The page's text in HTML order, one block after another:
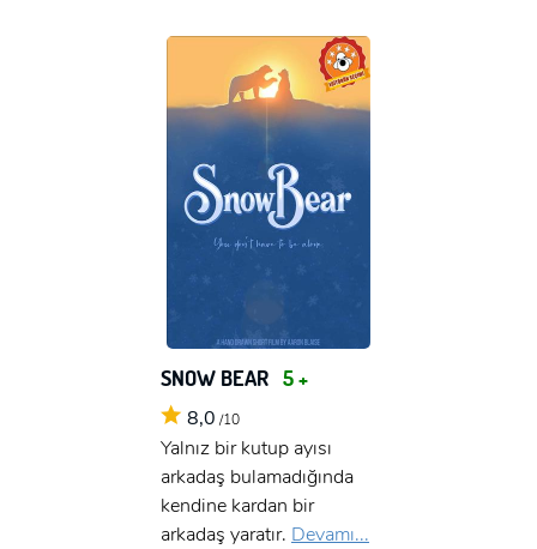
SNOW BEAR 5 +
8,0 /10
Yalnız bir kutup ayısı
arkadaş bulamadığında
kendine kardan bir
arkadaş yaratır. Devamı...